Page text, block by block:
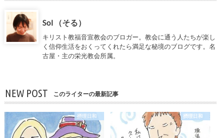
Sol （そる）
キリスト教福音宣教会のブロガー。教会に通う人たちが楽し
く信仰生活をおくってくれたら満足な秘境のブログです。名
古屋・主の栄光教会所属。
NEW POST このライターの最新記事
摂理日和 摂理日和